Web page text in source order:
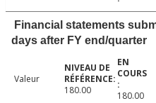
Financial statements
days after FY end/quarter
Valeur
180.00
180.00